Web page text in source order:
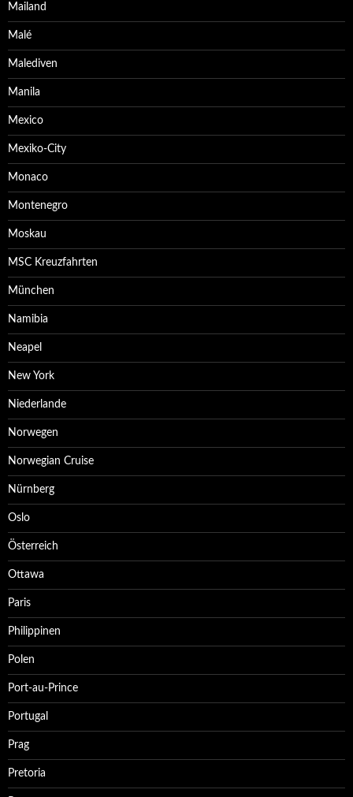
Mailand
Malé
Malediven
Manila
Mexico
Mexiko-City
Monaco
Montenegro
Moskau
MSC Kreuzfahrten
München
Namibia
Neapel
New York
Niederlande
Norwegen
Norwegian Cruise
Nürnberg
Oslo
Österreich
Ottawa
Paris
Philippinen
Polen
Port-au-Prince
Portugal
Prag
Pretoria